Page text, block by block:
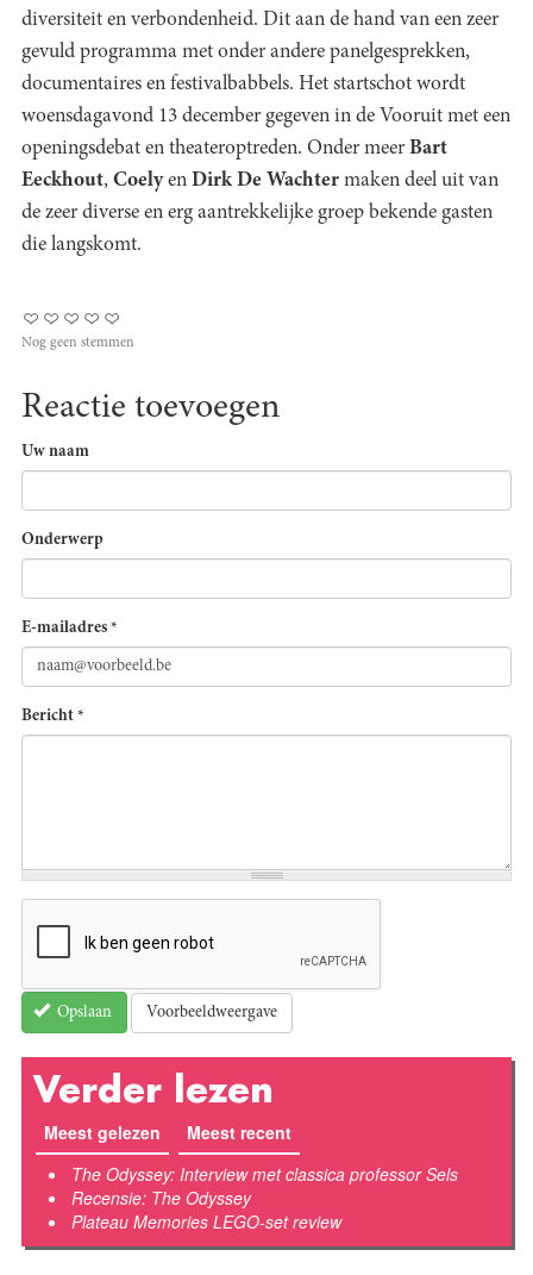
diversiteit en verbondenheid. Dit aan de hand van een zeer
gevuld programma met onder andere panelgesprekken,
documentaires en festivalbabbels. Het startschot wordt
woensdagavond 13 december gegeven in de Vooruit met een
openingsdebat en theateroptreden. Onder meer Bart
Eeckhout, Coelyen Dirk De Wachter maken deel uit van
de zeer diverse en erg aantrekkelijke groep bekende gasten
die langskomt.
Nog geen stemmen
Reactie toevoegen
Uw naam
Onderwerp
E-mailadres *
Bericht *
Opslaan Voorbeeldweergave
Verder lezen
Meest gelezen Meest recent
The Odyssey: Interview met classica professor Sels
Recensie: The Odyssey
Plateau Memories LEGO-set review